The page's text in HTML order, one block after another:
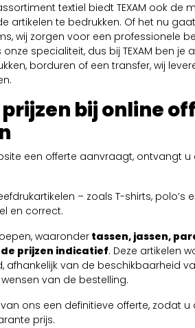
textiel biedt TEXAM ook de
artikelen te bedrukken. Of het nu
wij zorgen voor een professionele
specialiteit, dus bij TEXAM ben je
borduren of een transfer, wij
bij online
een offerte aanvraagt, ontvangt u
– zoals T-shirts, polo’s
en correct.
waarondertassen, jassen,
de prijzen indicatief. Deze artikelen
afhankelijk van de beschikbaarheid
van de bestelling.
ons een definitieve offerte, zodat u
prijs.